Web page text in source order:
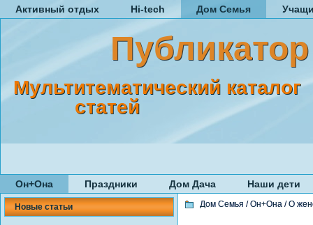
Активный отдых Hi-tech Дом Семья
Публикатор
Мультитематический каталог
статей
Он+Она Праздники Дом Дача Наши дети
Новые статьи Дом Семья /Он+Она /О